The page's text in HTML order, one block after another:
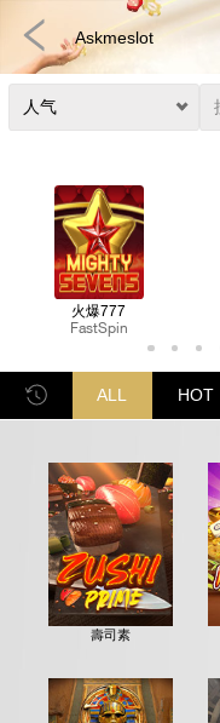
3D游戏
Askmeslot
至尊王牌
FaChai
ALL HOT
壽司素